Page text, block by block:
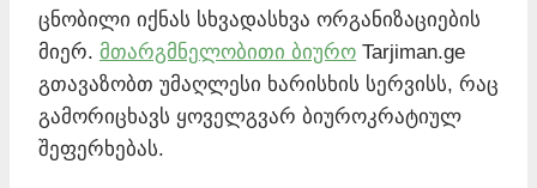
ცნობილი იქნას სხვადასხვა ორგანიზაციების
მიერ. მთარგმნელობითი ბიურო Tarjiman.ge
გთავაზობთ უმაღლესი ხარისხის სერვისს, რაც
გამორიცხავს ყოველგვარ ბიუროკრატიულ
შეფერხებას.